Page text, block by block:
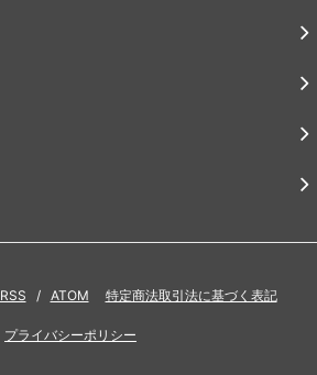
RSS / ATOM 特定商法取引法に基づく表記
プライバシーポリシー